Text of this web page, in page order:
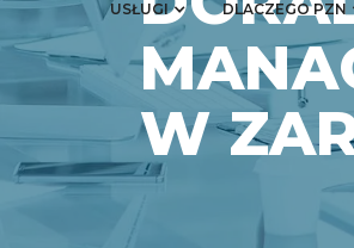
USŁUGI DLACZEGO PZN
W